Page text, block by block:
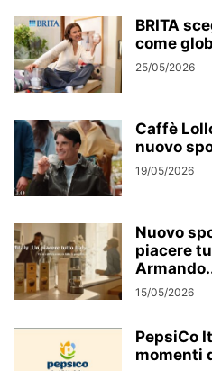
BRITA
come
25/05/2026
Caffè
nuovo
19/05/2026
Nuovo
piacere
15/05/2026
PepsiCo
momenti